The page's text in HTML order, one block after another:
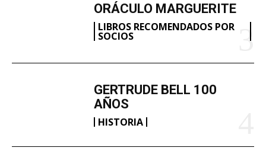
ORÁCULO MARGUERITE
LIBROS RECOMENDADOS POR
SOCIOS
GERTRUDE BELL 100
AÑOS
HISTORIA